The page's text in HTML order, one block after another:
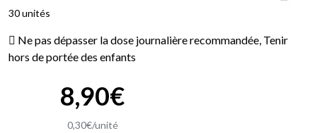
30 unités
Ne pas dépasser la dose journalière recommandée, Tenir
hors de portée des enfants
8,90€
0,30€/unité